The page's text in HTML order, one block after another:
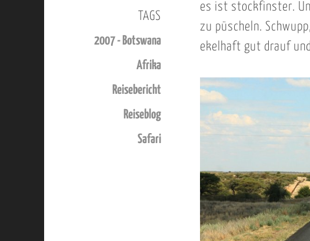
es ist stockfinster.
zu püscheln.
ekelhaft gut drauf
TAGS
2007 - Botswana
Afrika
Reisebericht
Reiseblog
Safari